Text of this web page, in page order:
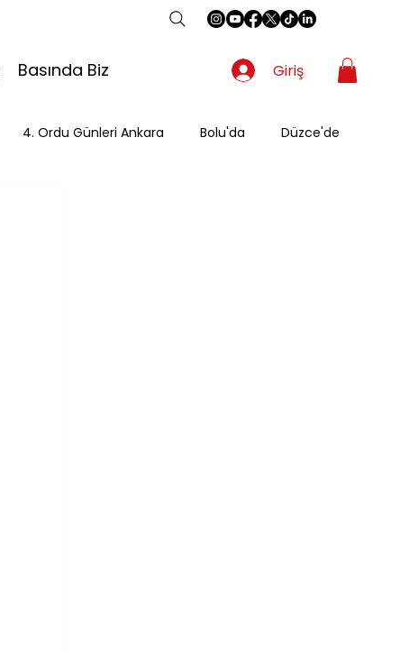
Basında Biz Giriş
4. Ordu Günleri Ankara Bolu'da Düzce'de